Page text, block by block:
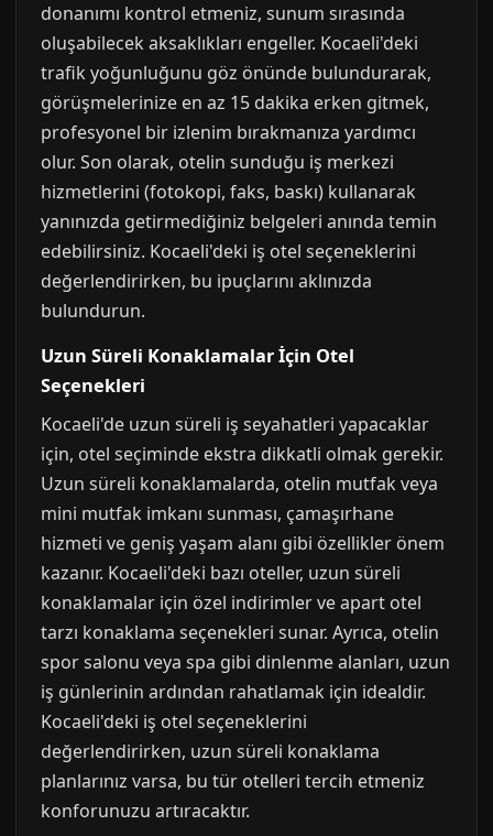
donanımı kontrol etmeniz, sunum sırasında
oluşabilecek aksaklıkları engeller. Kocaeli'deki
trafik yoğunluğunu göz önünde bulundurarak,
görüşmelerinize en az 15 dakika erken gitmek,
profesyonel bir izlenim bırakmanıza yardımcı
olur. Son olarak, otelin sunduğu iş merkezi
hizmetlerini (fotokopi, faks, baskı) kullanarak
yanınızda getirmediğiniz belgeleri anında temin
edebilirsiniz. Kocaeli'deki iş otel seçeneklerini
değerlendirirken, bu ipuçlarını aklınızda
bulundurun.
Uzun Süreli Konaklamalar İçin Otel
Seçenekleri
Kocaeli'de uzun süreli iş seyahatleri yapacaklar
için, otel seçiminde ekstra dikkatli olmak gerekir.
Uzun süreli konaklamalarda, otelin mutfak veya
mini mutfak imkanı sunması, çamaşırhane
hizmeti ve geniş yaşam alanı gibi özellikler önem
kazanır. Kocaeli'deki bazı oteller, uzun süreli
konaklamalar için özel indirimler ve apart otel
tarzı konaklama seçenekleri sunar. Ayrıca, otelin
spor salonu veya spa gibi dinlenme alanları, uzun
iş günlerinin ardından rahatlamak için idealdir.
Kocaeli'deki iş otel seçeneklerini
değerlendirirken, uzun süreli konaklama
planlarınız varsa, bu tür otelleri tercih etmeniz
konforunuzu artıracaktır.